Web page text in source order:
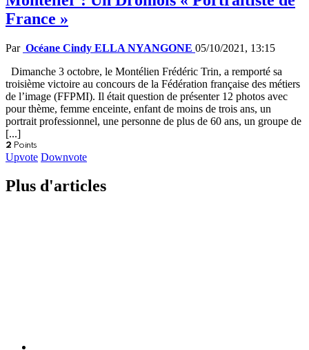
France »
Par Océane Cindy ELLA NYANGONE 05/10/2021, 13:15
Dimanche 3 octobre, le Montélien Frédéric Trin, a remporté sa
troisième victoire au concours de la Fédération française des métiers
de l’image (FFPMI). Il était question de présenter 12 photos avec
pour thème, femme enceinte, enfant de moins de trois ans, un
portrait professionnel, une personne de plus de 60 ans, un groupe de
[...]
2 Points
Upvote Downvote
Plus d'articles